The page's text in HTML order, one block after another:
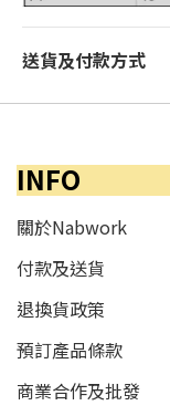
送貨及付款方式
INFO
關於Nabwork
付款及送貨
退換貨政策
預訂產品條款
商業合作及批發